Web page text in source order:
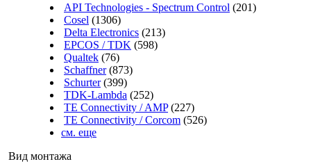
API Technologies - Spectrum Control (201)
Cosel (1306)
Delta Electronics (213)
EPCOS / TDK (598)
Qualtek (76)
Schaffner (873)
Schurter (399)
TDK-Lambda (252)
TE Connectivity / AMP (227)
TE Connectivity / Corcom (526)
см. еще
Вид монтажа